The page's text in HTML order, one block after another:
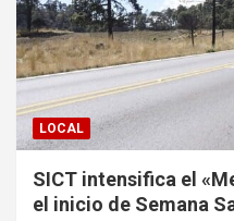
LOCAL
SICT intensifica el
el inicio de Semana